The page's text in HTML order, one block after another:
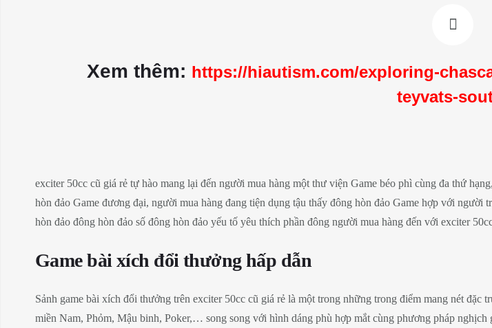
Xem thêm: https://hiautism.com/exploring-
teyvats-
exciter 50cc cũ giá rẻ tự hào mang lại đến người mua hàng một thư viện Game béo phì cùng đa thứ
hòn đảo Game đương đại, người mua hàng đang tiện dụng tậu thấy đông hòn đảo Game hợp với
hòn đảo đông hòn đảo số đông hòn đảo yếu tố yêu thích phần đông người mua hàng đến với exciter
Game bài xích đổi thưởng hấp dẫn
Sảnh game bài xích đổi thưởng trên exciter 50cc cũ giá rẻ là một trong những trong điểm mang nét
miền Nam, Phỏm, Mậu binh, Poker,… song song với hình dáng phù hợp mắt cùng phương pháp